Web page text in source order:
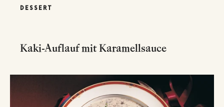
DESSERT
Kaki-Auflauf mit Karamellsauce